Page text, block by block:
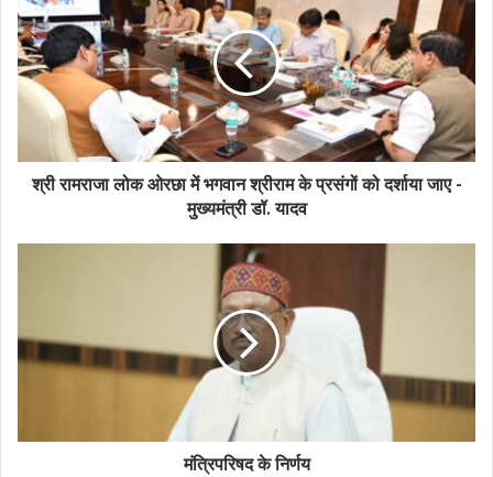
श्री रामराजा लोक ओरछा में भगवान श्रीराम के प्रसंगों को दर्शाया जाए -
मुख्यमंत्री डॉ. यादव
मंत्रिपरिषद के निर्णय